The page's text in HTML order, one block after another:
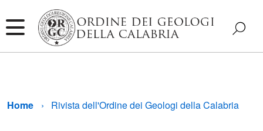
Home Rivista dell'Ordine dei Geologi della Calabria